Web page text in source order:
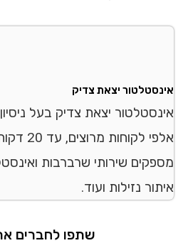
יצאת צדיק
אלפי לקוחות
שירותי שרברבות
נזילות ועוד.
שתפו לחברים את